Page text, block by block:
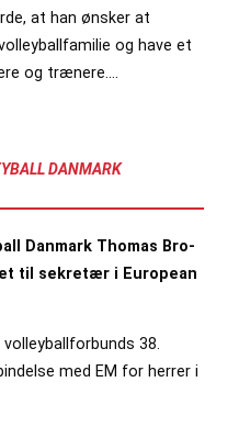
at han ønsker at
og have et
og trænere.…
DANMARK
Danmark Thomas Bro-
til sekretær i European
38.
med EM for herrer i